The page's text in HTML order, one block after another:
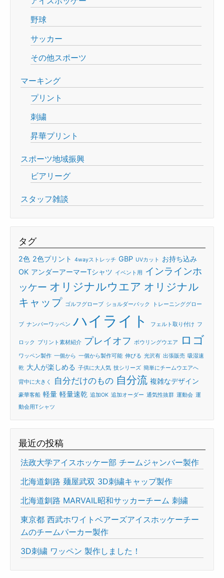
野球
サッカー
その他スポーツ
マーキング
プリント
刺繍
昇華プリント
スポーツ地域振興
ビアリーグ
スタッフ雑談
タグ
2色 2色プリント 4wayストレッチ GBP UVカット
お持ち込み
OK アンダーアーマーTシャツ イベント用
インラインホ
ッケー オリジナルウエア オリジナル
キャップ ゴルフグローブ ショルダーバック トレーニンググロー
ブ ナンバーワッペン ハイライト フェルト取り付け フ
ロック プリント素材紹介 プレイオフ ボウリングウエア ロゴ
ワッペン製作 一個から 一個から製作可能 伸びる 光沢有 出張販売 吸湿速
乾 大人が楽しめる 子供に大人気 技シリーズ 簡単にチームウエアへ
背中に大きく 自分だけのもの 自分流 複雑なデザイン
豪華客船 軽量 軽量速乾 追加OK 追加オーダー 通気性抜群 運動会 運
動会用Tシャツ
最近の投稿
法政大学アイスホッケー部 チームジャンバー製作
北海道釧路 麺屋武双 3D刺繍キャップ製作
北海道釧路 MARVAIL昭和サッカーチーム 刺繍
東京都 西武ホワイトベアーズアイスホッケーチー
ムのチームパーカー製作
3D刺繍 ワッペン 製作しました！